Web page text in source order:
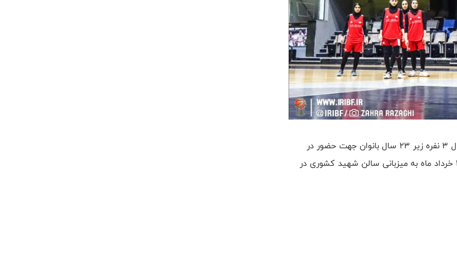
به گزارش روابط عمومی فدراسیون بسکتبال، اردوی آماده‌سازی تیم ملی بسکتبال ۳ نفره زیر ۲۳ سال بانوان جهت حضور در
مسابقات لیگ ملت‌های آسیا و بازی‌های آسیایی ناگویا از صبح روز یکشنبه ۲۴ خرداد ماه به میزبانی سالن شهید کشوری در